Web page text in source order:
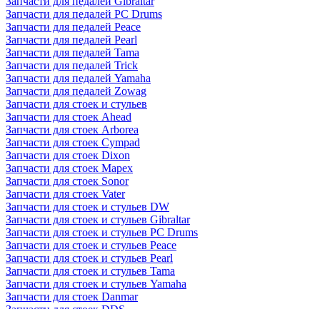
Запчасти для педалей PC Drums
Запчасти для педалей Peace
Запчасти для педалей Pearl
Запчасти для педалей Tama
Запчасти для педалей Trick
Запчасти для педалей Yamaha
Запчасти для педалей Zowag
Запчасти для стоек и стульев
Запчасти для стоек Ahead
Запчасти для стоек Arborea
Запчасти для стоек Cympad
Запчасти для стоек Dixon
Запчасти для стоек Mapex
Запчасти для стоек Sonor
Запчасти для стоек Vater
Запчасти для стоек и стульев DW
Запчасти для стоек и стульев Gibraltar
Запчасти для стоек и стульев PC Drums
Запчасти для стоек и стульев Peace
Запчасти для стоек и стульев Pearl
Запчасти для стоек и стульев Tama
Запчасти для стоек и стульев Yamaha
Запчасти для стоек Danmar